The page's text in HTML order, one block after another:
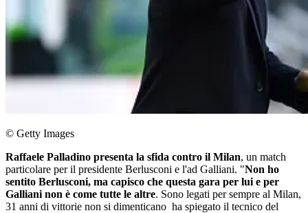
© Getty Images
Raffaele Palladino presenta la sfida contro il Milan, un match
particolare per il presidente Berlusconi e l'ad Galliani. "Non ho
sentito Berlusconi, ma capisco che questa gara per lui e per
Galliani non è come tutte le altre. Sono legati per sempre al Milan,
31 anni di vittorie non si dimenticano ha spiegato il tecnico del